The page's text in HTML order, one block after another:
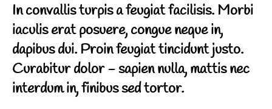
In convallis turpis a feugiat facilisis. Morbi
iaculis erat posuere, congue neque in,
dapibus dui. Proin feugiat tincidunt justo.
Curabitur dolor - sapien nulla, mattis nec
interdum in, finibus sed tortor.